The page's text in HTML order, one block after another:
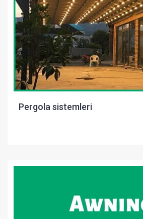
Pergola sistemleri